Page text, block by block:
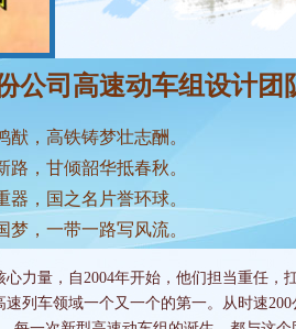
公司高速动车组设计团
猷，高铁铸梦壮志酬。
路，甘倾韶华抵春秋。
器，国之名片誉环球。
梦，一带一路写风流。
力量，自2004年开始，他们担当重任，
列车领域一个又一个的第一。从时速